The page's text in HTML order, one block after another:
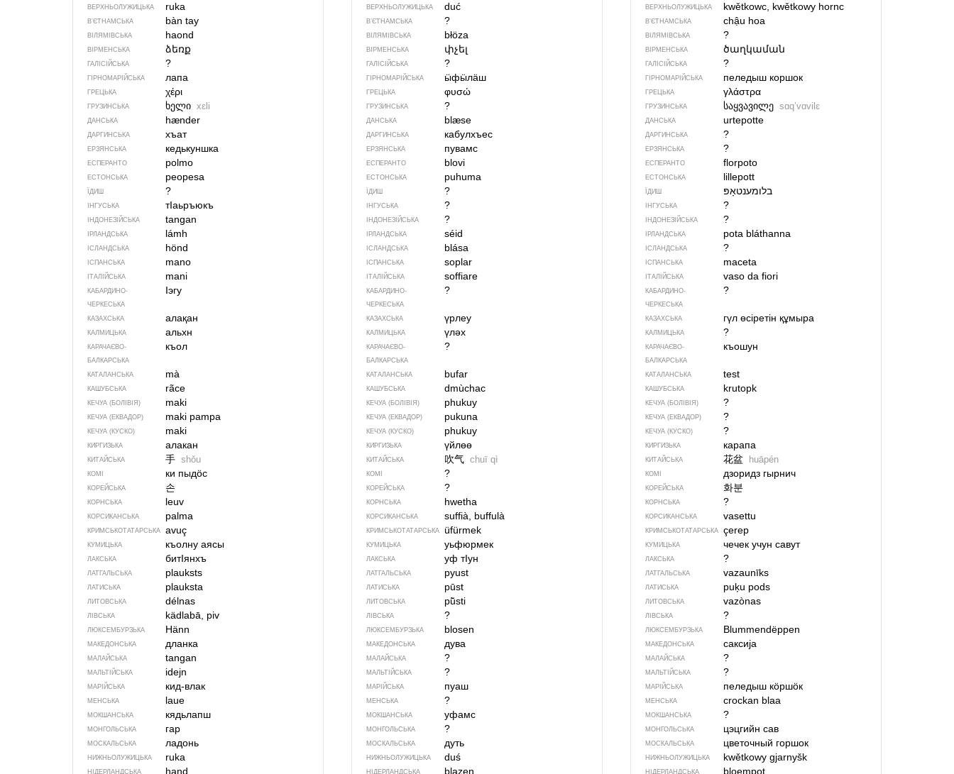
ВЕРХНЬОЛУЖИЦЬКА ruka
В’ЄТНАМСЬКА bàn tay
ВІЛЯМІВСЬКА haond
ВІРМЕНСЬКА ձեռք
ГАЛІСІЙСЬКА ?
ГІРНОМАРІЙСЬКА лапа
ГРЕЦЬКА χέρι
ГРУЗИНСЬКА ხელი xɛli
ДАНСЬКА hænder
ДАРГИНСЬКА хъат
ЕРЗЯНСЬКА кедькуншка
ЕСПЕРАНТО polmo
ЕСТОНСЬКА peopesa
ЇДИШ ?
ІНГУСЬКА тIаьръюкъ
ІНДОНЕЗІЙСЬКА tangan
ІРЛАНДСЬКА lámh
ІСЛАНДСЬКА hönd
ІСПАНСЬКА mano
ІТАЛІЙСЬКА mani
КАБАРДИНО-
ЧЕРКЕСЬКА
Iэгу
КАЗАХСЬКА алақан
КАЛМИЦЬКА альхн
КАРАЧАЄВО-
БАЛКАРСЬКА
къол
КАТАЛАНСЬКА mà
КАШУБСЬКА rãce
КЕЧУА (БОЛІВІЯ) maki
КЕЧУА (ЕКВАДОР) maki pampa
КЕЧУА (КУСКО) maki
КИРГИЗЬКА алакан
КИТАЙСЬКА 手 shǒu
КОМІ ки пыдӧс
КОРЕЙСЬКА 손
КОРНСЬКА leuv
КОРСИКАНСЬКА palma
КРИМСЬКОТАТАРСЬКА avuç
КУМИЦЬКА къолну аясы
ЛАКСЬКА битIянхъ
ЛАТГАЛЬСЬКА plauksts
ЛАТИСЬКА plauksta
ЛИТОВСЬКА délnas
ЛІВСЬКА kädlabā, piv
ЛЮКСЕМБУРЗЬКА Hänn
МАКЕДОНСЬКА дланка
МАЛАЙСЬКА tangan
МАЛЬТІЙСЬКА idejn
МАРІЙСЬКА кид-влак
МЕНСЬКА laue
МОКШАНСЬКА кядьлапш
МОНГОЛЬСЬКА гар
МОСКАЛЬСЬКА ладонь
НИЖНЬОЛУЖИЦЬКА ruka
НІДЕРЛАНДСЬКА hand
ВЕРХНЬОЛУЖИЦЬКА duć
В’ЄТНАМСЬКА ?
ВІЛЯМІВСЬКА błöza
ВІРМЕНСЬКА փչել
ГАЛІСІЙСЬКА ?
ГІРНОМАРІЙСЬКА ӹфӹлӓш
ГРЕЦЬКА φυσώ
ГРУЗИНСЬКА ?
ДАНСЬКА blæse
ДАРГИНСЬКА кабулхъес
ЕРЗЯНСЬКА пувамс
ЕСПЕРАНТО blovi
ЕСТОНСЬКА puhuma
ЇДИШ ?
ІНГУСЬКА ?
ІНДОНЕЗІЙСЬКА ?
ІРЛАНДСЬКА séid
ІСЛАНДСЬКА blása
ІСПАНСЬКА soplar
ІТАЛІЙСЬКА soffiare
КАБАРДИНО-
ЧЕРКЕСЬКА
?
КАЗАХСЬКА үрлеу
КАЛМИЦЬКА үләх
КАРАЧАЄВО-
БАЛКАРСЬКА
?
КАТАЛАНСЬКА bufar
КАШУБСЬКА dmùchac
КЕЧУА (БОЛІВІЯ) phukuy
КЕЧУА (ЕКВАДОР) pukuna
КЕЧУА (КУСКО) phukuy
КИРГИЗЬКА үйлөө
КИТАЙСЬКА 吹气 chuī qì
КОМІ ?
КОРЕЙСЬКА ?
КОРНСЬКА hwetha
КОРСИКАНСЬКА suffià, buffulà
КРИМСЬКОТАТАРСЬКА üfürmek
КУМИЦЬКА уьфюрмек
ЛАКСЬКА уф тIун
ЛАТГАЛЬСЬКА pyust
ЛАТИСЬКА pūst
ЛИТОВСЬКА pū̃sti
ЛІВСЬКА ?
ЛЮКСЕМБУРЗЬКА blosen
МАКЕДОНСЬКА дува
МАЛАЙСЬКА ?
МАЛЬТІЙСЬКА ?
МАРІЙСЬКА пуаш
МЕНСЬКА ?
МОКШАНСЬКА уфамс
МОНГОЛЬСЬКА ?
МОСКАЛЬСЬКА дуть
НИЖНЬОЛУЖИЦЬКА duś
НІДЕРЛАНДСЬКА blazen
ВЕРХНЬОЛУЖИЦЬКА kwětkowc, kwětkowy hornc
В’ЄТНАМСЬКА chậu hoa
ВІЛЯМІВСЬКА ?
ВІРМЕНСЬКА ծաղկաման
ГАЛІСІЙСЬКА ?
ГІРНОМАРІЙСЬКА пеледыш коршок
ГРЕЦЬКА γλάστρα
ГРУЗИНСЬКА საყვავილე sɑqʼvɑvilɛ
ДАНСЬКА urtepotte
ДАРГИНСЬКА ?
ЕРЗЯНСЬКА ?
ЕСПЕРАНТО florpoto
ЕСТОНСЬКА lillepott
ЇДИШ בלומענטאָפּ‏
ІНГУСЬКА ?
ІНДОНЕЗІЙСЬКА ?
ІРЛАНДСЬКА pota bláthanna
ІСЛАНДСЬКА ?
ІСПАНСЬКА maceta
ІТАЛІЙСЬКА vaso da fiori
КАБАРДИНО-
ЧЕРКЕСЬКА
?
КАЗАХСЬКА гүл өсіретін құмыра
КАЛМИЦЬКА ?
КАРАЧАЄВО-
БАЛКАРСЬКА
къошун
КАТАЛАНСЬКА test
КАШУБСЬКА krutopk
КЕЧУА (БОЛІВІЯ) ?
КЕЧУА (ЕКВАДОР) ?
КЕЧУА (КУСКО) ?
КИРГИЗЬКА карапа
КИТАЙСЬКА 花盆 huāpén
КОМІ дзоридз гырнич
КОРЕЙСЬКА 화분
КОРНСЬКА ?
КОРСИКАНСЬКА vasettu
КРИМСЬКОТАТАРСЬКА çerep
КУМИЦЬКА чечек учун савут
ЛАКСЬКА ?
ЛАТГАЛЬСЬКА vazaunīks
ЛАТИСЬКА puķu pods
ЛИТОВСЬКА vazònas
ЛІВСЬКА ?
ЛЮКСЕМБУРЗЬКА Blummendëppen
МАКЕДОНСЬКА саксија
МАЛАЙСЬКА ?
МАЛЬТІЙСЬКА ?
МАРІЙСЬКА пеледыш кӧршӧк
МЕНСЬКА crockan blaa
МОКШАНСЬКА ?
МОНГОЛЬСЬКА цэцгийн сав
МОСКАЛЬСЬКА цветочный горшок
НИЖНЬОЛУЖИЦЬКА kwětkowy gjarnyšk
НІДЕРЛАНДСЬКА bloempot